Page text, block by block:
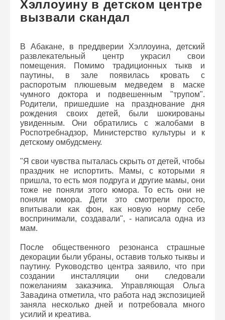
Хэллоуину в детском центре
вызвали скандал
В Абакане, в преддверии Хэллоуина, детский
развлекательный центр украсил свои
помещения. Помимо традиционных тыкв и
паутины, в зале появилась кровать с
распоротым плюшевым медведем в маске
чумного доктора и подвешенным "трупом".
Родители, пришедшие на празднование дня
рождения своих детей, были шокированы
увиденным. Они обратились с жалобами в
Роспотребнадзор, Министерство культуры и к
детскому омбудсмену.
"Я свои чувства пыталась скрыть от детей, чтобы
праздник не испортить. Мамы, с которыми я
пришла, то есть моя подруга и другие мамы, они
тоже не поняли этого юмора. То есть они не
поняли юмора. Дети это смотрели просто,
впитывали как фон, как новую норму себе
воспринимали, создавали", - написала одна из
мам.
После общественного резонанса страшные
декорации были убраны, оставив только тыквы и
паутину. Руководство центра заявило, что при
создании инсталляции они следовали
пожеланиям заказчика. Управляющая Ольга
Завадина отметила, что работа над экспозицией
заняла несколько дней и потребовала много
усилий и креатива.